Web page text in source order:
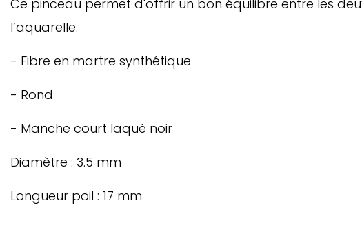
Ce pinceau permet d'offrir un bon équilibre entre les
l’aquarelle.
- Fibre en martre synthétique
- Rond
- Manche court laqué noir
Diamètre : 3.5 mm
Longueur poil : 17 mm